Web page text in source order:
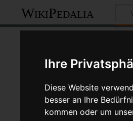
Ihre
Diese Website
besser an Ihre
kommen oder um
WikiPedalia